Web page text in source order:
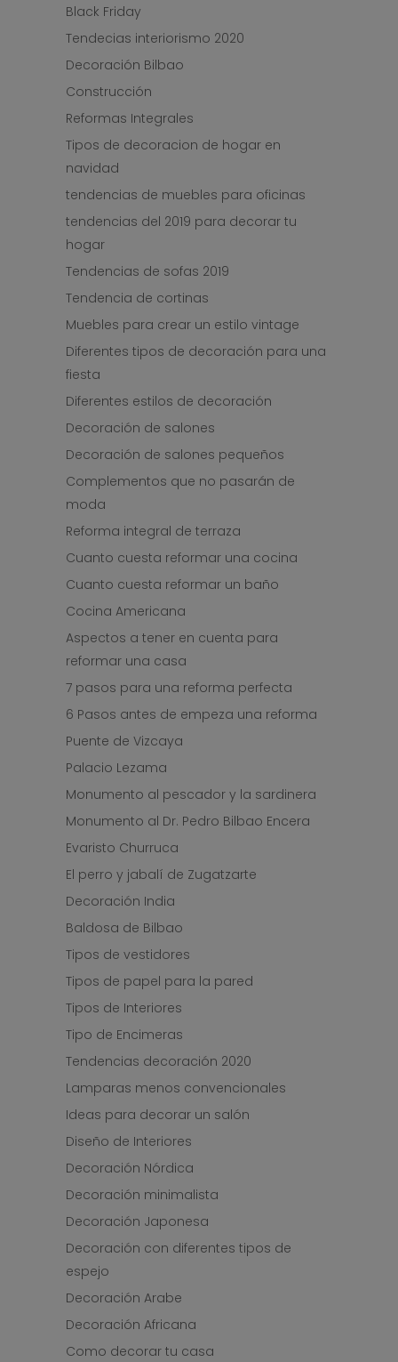
Black Friday
Tendecias interiorismo 2020
Decoración Bilbao
Construcción
Reformas Integrales
Tipos de decoracion de hogar en
navidad
tendencias de muebles para oficinas
tendencias del 2019 para decorar tu
hogar
Tendencias de sofas 2019
Tendencia de cortinas
Muebles para crear un estilo vintage
Diferentes tipos de decoración para una
fiesta
Diferentes estilos de decoración
Decoración de salones
Decoración de salones pequeños
Complementos que no pasarán de
moda
Reforma integral de terraza
Cuanto cuesta reformar una cocina
Cuanto cuesta reformar un baño
Cocina Americana
Aspectos a tener en cuenta para
reformar una casa
7 pasos para una reforma perfecta
6 Pasos antes de empeza una reforma
Puente de Vizcaya
Palacio Lezama
Monumento al pescador y la sardinera
Monumento al Dr. Pedro Bilbao Encera
Evaristo Churruca
El perro y jabalí de Zugatzarte
Decoración India
Baldosa de Bilbao
Tipos de vestidores
Tipos de papel para la pared
Tipos de Interiores
Tipo de Encimeras
Tendencias decoración 2020
Lamparas menos convencionales
Ideas para decorar un salón
Diseño de Interiores
Decoración Nórdica
Decoración minimalista
Decoración Japonesa
Decoración con diferentes tipos de
espejo
Decoración Arabe
Decoración Africana
Como decorar tu casa